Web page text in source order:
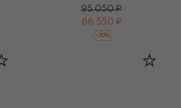
95 050 ₽
66 550 ₽
-30%